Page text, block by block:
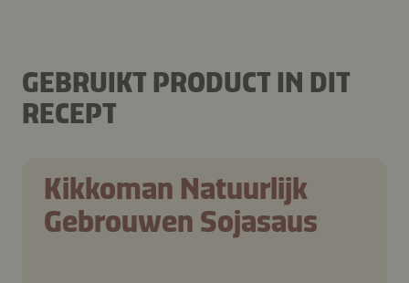
GEBRUIKT PRODUCT IN DIT
RECEPT
Kikkoman Natuurlijk
Gebrouwen Sojasaus